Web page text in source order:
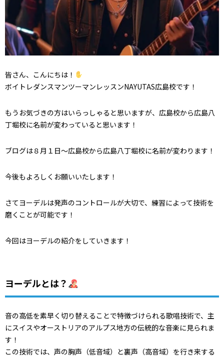
皆さん、こんにちは！
ボイトレダンスマンツーマンレッスンNAYUTAS広島校です！
もうお気づきの方はいらっしゃると思いますが、広島校から広島八
丁堀校に名前が変わっていると思います！
ブログは８月１日～広島校から広島八丁堀校に名前が変わります！
今後もよろしくお願いいたします！
さてヨーデルは発声のコントロールが大切で、練習によって技術を
磨くことが可能です！
今回はヨーデルの紹介をしていきます！
ヨーデルとは？
音の高低を素早く切り替えることで特徴づけられる歌唱技術で、主
にスイスやオーストリアのアルプス地方の伝統的な音楽に見られま
す！
この技術では、声の胸声（低音域）と裏声（高音域）を行き来する